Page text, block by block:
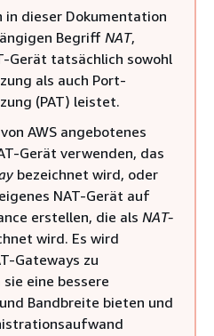
in dieser Dokumentation
Begriff NAT,
Gerät tatsächlich sowohl
als auch Port-
(PAT) leistet.
AWS angebotenes
Gerät verwenden, das
bezeichnet wird, oder
NAT-Gerät auf
erstellen, die als NAT-
wird. Es wird
Gateways zu
eine bessere
Bandbreite bieten und